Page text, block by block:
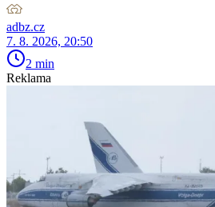
adbz.cz
7. 8. 2026, 20:50
2 min
Reklama